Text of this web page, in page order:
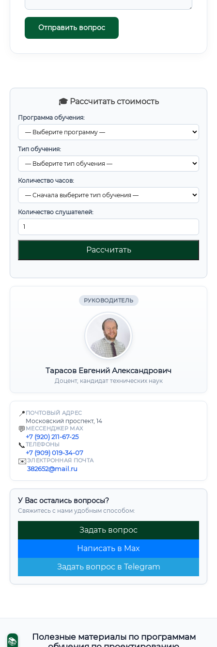
🎓 Рассчитать стоимость
Программа обучения:
Тип обучения:
Количество часов:
Количество слушателей:
Рассчитать
РУКОВОДИТЕЛЬ
Тарасов Евгений Александрович
Доцент, кандидат технических наук
📍 ПОЧТОВЫЙ АДРЕС
Московский проспект, 14
💬 МЕССЕНДЖЕР MAX
+7 (920) 211-67-25
📞ТЕЛЕФОНЫ
+7 (909) 019-34-07
✉️ЭЛЕКТРОННАЯ ПОЧТА
382652@mail.ru
У Вас остались вопросы?
Свяжитесь с нами удобным способом:
Задать вопрос
Написать в Max
Задать вопрос в Telegram
Отправить вопрос
📚
Полезные материалы по программам